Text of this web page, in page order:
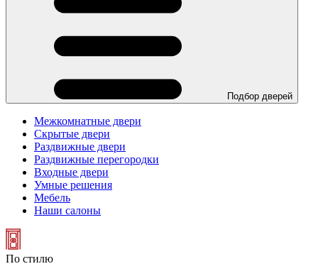
Подбор дверей
Межкомнатные двери
Скрытые двери
Раздвижные двери
Раздвижные перегородки
Входные двери
Умные решения
Мебель
Наши салоны
По стилю